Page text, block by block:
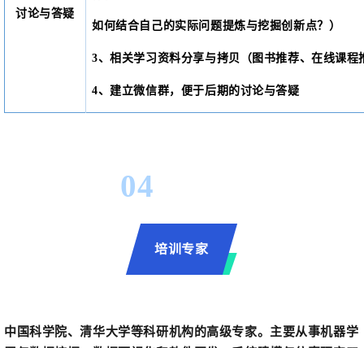
讨论与答疑
如何结合自己的实际问题提炼与挖掘创新点？）
3、相关学习资料分享与拷贝（图书推荐、在线课
4、建立微信群，便于后期的讨论与答疑
04
培训专家
中国科学院、清华大学等科研机构的高级专家。主要从事机器学